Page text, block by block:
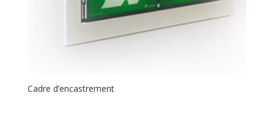
Cadre d’encastrement